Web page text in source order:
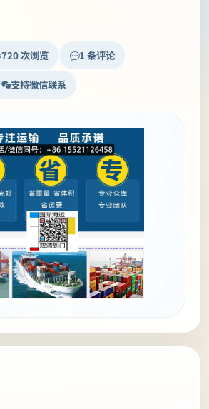
720 次浏览 1 条评论
支持微信联系